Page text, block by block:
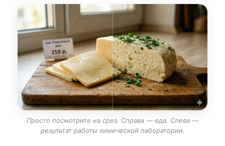
Просто посмотрите на срез. Справа — еда. Слева —
результат работы химической лаборатории.